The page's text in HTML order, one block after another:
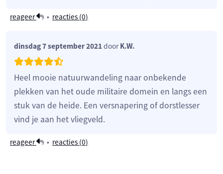
reageer • reacties (0)
dinsdag 7 september 2021doorK.W.
Heel mooie natuurwandeling naar onbekende
plekken van het oude militaire domein en langs een
stuk van de heide. Een versnapering of dorstlesser
vind je aan het vliegveld.
reageer • reacties (0)